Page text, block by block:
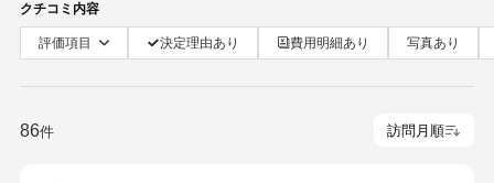
クチコミ内容
評価項目 決定理由あり 費用明細あり 写真あり
86件